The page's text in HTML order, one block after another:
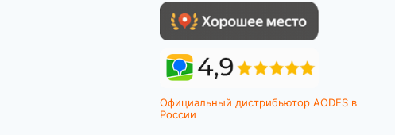
Официальный дистрибьютор AODES в
России